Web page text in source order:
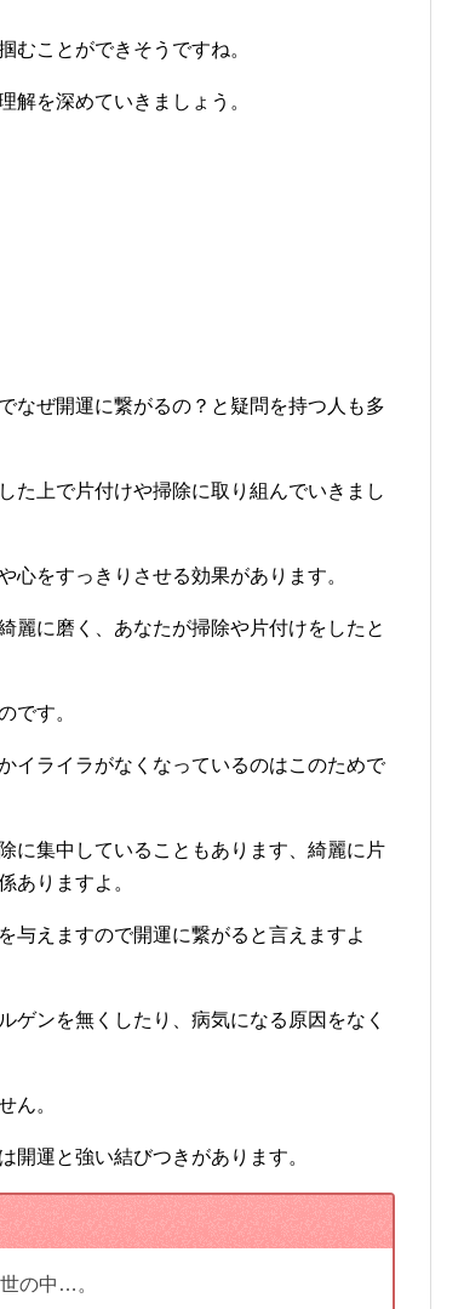
むことができそうですね。
解を深めていきましょう。
なぜ開運に繋がるの？と疑問を持つ人も多
た上で片付けや掃除に取り組んでいきまし
心をすっきりさせる効果があります。
麗に磨く、あなたが掃除や片付けをしたと
です。
イライラがなくなっているのはこのためで
に集中していることもあります、綺麗に片
ありますよ。
与えますので開運に繋がると言えますよ
ゲンを無くしたり、病気になる原因をなく
ん。
開運と強い結びつきがあります。
の中…。